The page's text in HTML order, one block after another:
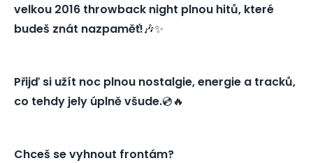
velkou 2016 throwback night plnou hitů, které
budeš znát nazpaměť!🎶✨
Přijď si užít noc plnou nostalgie, energie a tracků,
co tehdy jely úplně všude.💿🔥
Chceš se vyhnout frontám?